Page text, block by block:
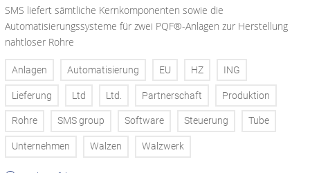
SMS liefert sämtliche Kernkomponenten sowie die
Automatisierungssysteme für zwei PQF®-Anlagen zur Herstellung
nahtloser Rohre
Anlagen Automatisierung EU HZ ING
Lieferung Ltd Ltd. Partnerschaft Produktion
Rohre SMS group Software Steuerung Tube
Unternehmen Walzen Walzwerk